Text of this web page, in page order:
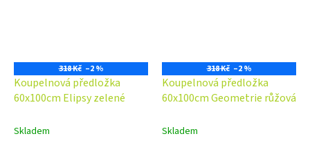
318 Kč –2 %
Koupelnová předložka
60x100cm Elipsy zelené
Skladem
318 Kč –2 %
Koupelnová předložka
60x100cm Geometrie růžová
Skladem